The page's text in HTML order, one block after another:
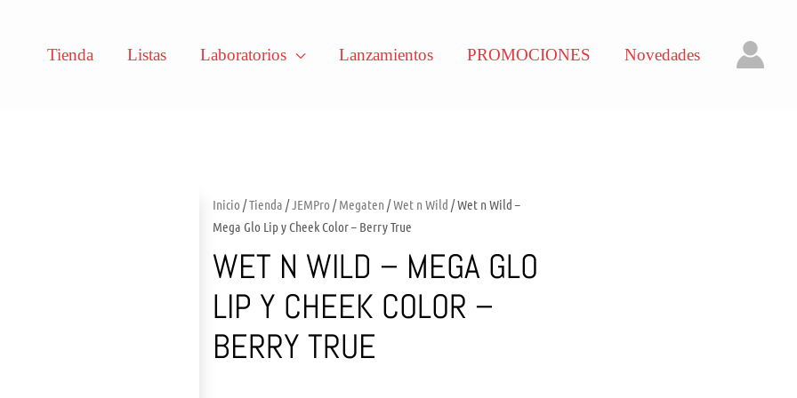
Tienda Listas Laboratorios Lanzamientos PROMOCIONES Novedades
Inicio /Tienda /JEMPro /Megaten /Wet n Wild / Wet n Wild –
Mega Glo Lip y Cheek Color – Berry True
WET N WILD – MEGA GLO
LIP Y CHEEK COLOR –
BERRY TRUE